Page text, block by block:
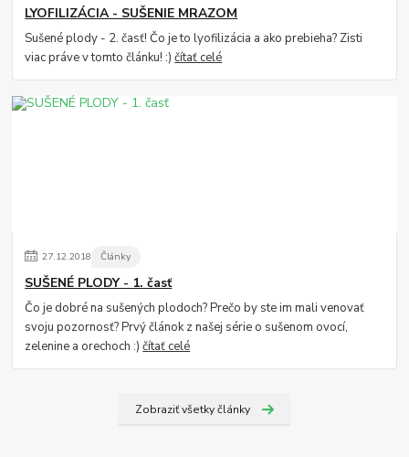
LYOFILIZÁCIA - SUŠENIE MRAZOM
Sušené plody - 2. časť! Čo je to lyofilizácia a ako prebieha? Zisti
viac práve v tomto článku! :)čítať celé
27.12.2018 Články
SUŠENÉ PLODY - 1. časť
Čo je dobré na sušených plodoch? Prečo by ste im mali venovať
svoju pozornosť? Prvý článok z našej série o sušenom ovocí,
zelenine a orechoch :)čítať celé
Zobraziť všetky články